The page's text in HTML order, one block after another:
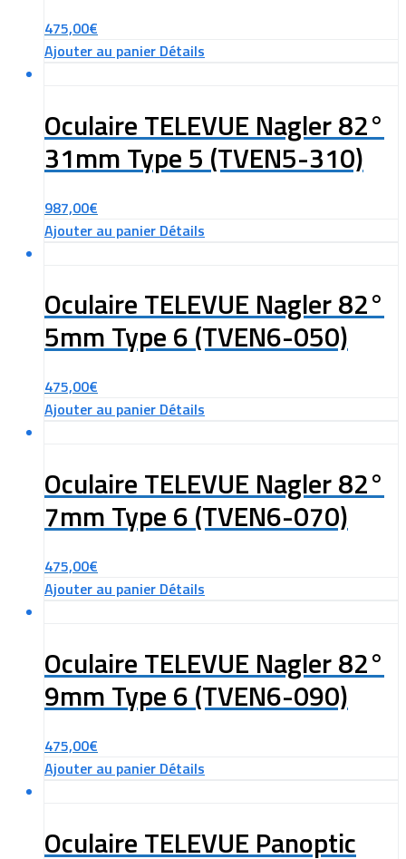
475,00€
Ajouter au panier Détails
Oculaire TELEVUE Nagler 82°
31mm Type 5 (TVEN5-310)
987,00€
Ajouter au panier Détails
Oculaire TELEVUE Nagler 82°
5mm Type 6 (TVEN6-050)
475,00€
Ajouter au panier Détails
Oculaire TELEVUE Nagler 82°
7mm Type 6 (TVEN6-070)
475,00€
Ajouter au panier Détails
Oculaire TELEVUE Nagler 82°
9mm Type 6 (TVEN6-090)
475,00€
Ajouter au panier Détails
Oculaire TELEVUE Panoptic